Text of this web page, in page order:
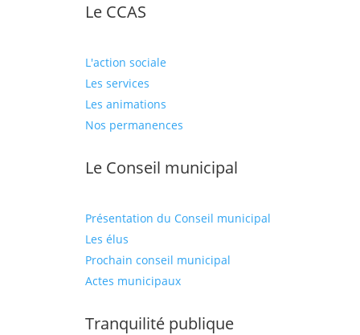
Le CCAS
L'action sociale
Les services
Les animations
Nos permanences
Le Conseil municipal
Présentation du Conseil municipal
Les élus
Prochain conseil municipal
Actes municipaux
Tranquilité publique